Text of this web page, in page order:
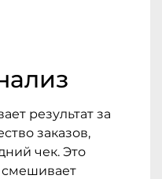
результат за
заказов,
чек. Это
смешивает